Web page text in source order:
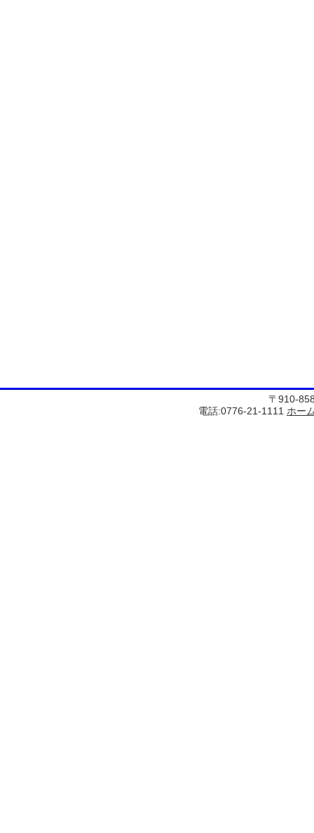
〒910-
電話:0776-21-1111 ホー